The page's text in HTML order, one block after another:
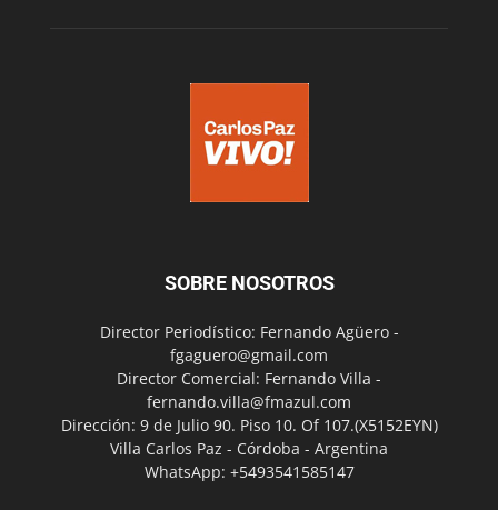
SOBRE NOSOTROS
Director Periodístico: Fernando Agüero -
fgaguero@gmail.com
Director Comercial: Fernando Villa -
fernando.villa@fmazul.com
Dirección: 9 de Julio 90. Piso 10. Of 107.(X5152EYN)
Villa Carlos Paz - Córdoba - Argentina
WhatsApp: +5493541585147